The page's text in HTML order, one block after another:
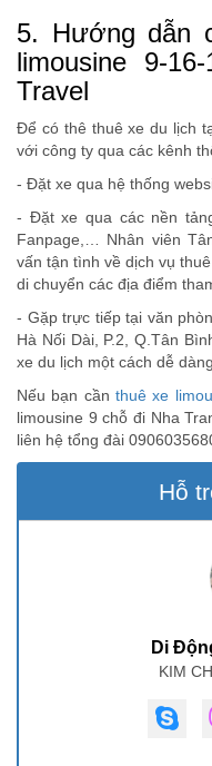
5. Hướng dẫn
limousine 9-
Travel
Để có thê thuê xe du lịch
với công ty qua các kênh
- Đặt xe qua hệ thống
- Đặt xe qua các nền
Fanpage,… Nhân viên
vấn tận tình về dịch vụ
di chuyển các địa điểm
- Gặp trực tiếp tại văn
Hà Nối Dài, P.2, Q.Tân
xe du lịch một cách dễ
Nếu bạn cần thuê xe
limousine 9 chỗ đi Nha
liên hệ tổng đài
Hỗ
Di
KIM